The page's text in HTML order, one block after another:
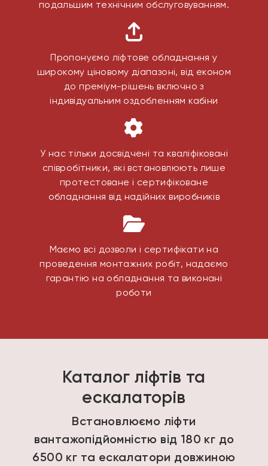
подальшим технічним обслуговуванням.
Пропонуємо ліфтове обладнання у
широкому ціновому діапазоні, від економ
до преміум-рішень включно з
індивідуальним оздобленням кабіни
У нас тільки досвідчені та кваліфіковані
співробітники, які встановлюють лише
протестоване і сертифіковане
обладнання від надійних виробників
Маємо всі дозволи і сертифікати на
проведення монтажних робіт, надаємо
гарантію на обладнання та виконані
роботи
Каталог ліфтів та
ескалаторів
Встановлюємо ліфти
вантажопідйомністю від 180 кг до
6500 кг та ескалатори довжиною